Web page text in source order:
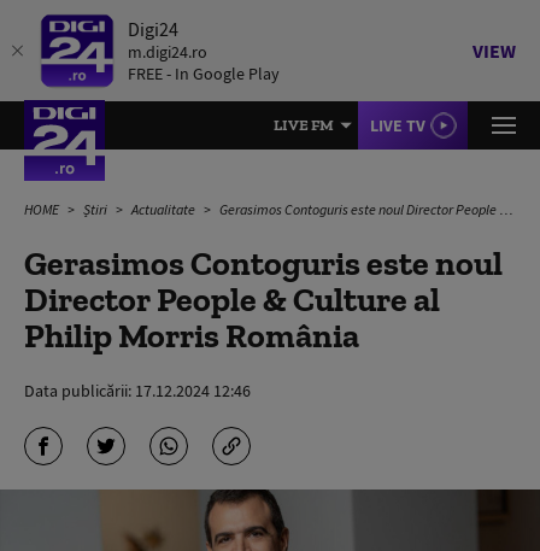
Digi24
m.digi24.ro
FREE - In Google Play
VIEW
LIVE FM LIVE TV
HOME Știri Actualitate Gerasimos Contoguris este noul Director People & Culture al Philip Morris România
Gerasimos Contoguris este noul
Director People & Culture al
Philip Morris România
Data publicării: 17.12.2024 12:46